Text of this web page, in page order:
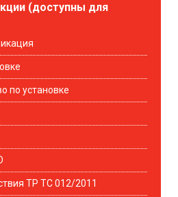
(доступны для
по установке
ТР ТС 012/2011